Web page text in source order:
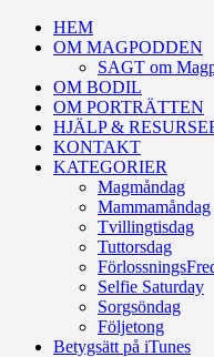
HEM
OM MAGPODDEN
SAGT om
OM BODIL
OM PORTRÄTTEN
HJÄLP &
KONTAKT
KATEGORIER
Magmåndag
Mammamåndag
Tvillingtisdag
Tuttorsdag
Selfie Saturday
Sorgsöndag
Följetong
Betygsätt på iTunes